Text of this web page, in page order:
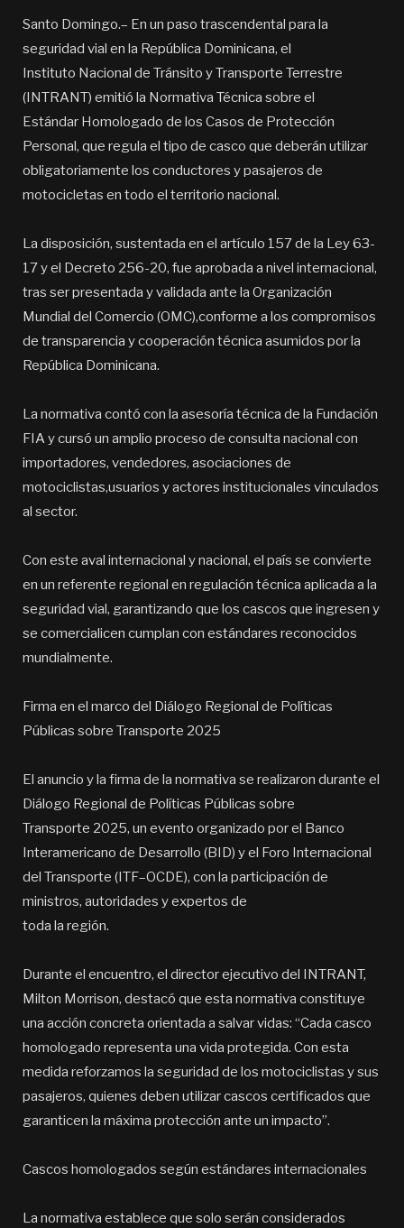
Santo Domingo.– En un paso trascendental para la
seguridad vial en la República Dominicana, el
Instituto Nacional de Tránsito y Transporte Terrestre
(INTRANT) emitió la Normativa Técnica sobre el
Estándar Homologado de los Casos de Protección
Personal, que regula el tipo de casco que deberán utilizar
obligatoriamente los conductores y pasajeros de
motocicletas en todo el territorio nacional.
La disposición, sustentada en el artículo 157 de la Ley 63-
17 y el Decreto 256-20, fue aprobada a nivel internacional,
tras ser presentada y validada ante la Organización
Mundial del Comercio (OMC),conforme a los compromisos
de transparencia y cooperación técnica asumidos por la
República Dominicana.
La normativa contó con la asesoría técnica de la Fundación
FIA y cursó un amplio proceso de consulta nacional con
importadores, vendedores, asociaciones de
motociclistas,usuarios y actores institucionales vinculados
al sector.
Con este aval internacional y nacional, el país se convierte
en un referente regional en regulación técnica aplicada a la
seguridad vial, garantizando que los cascos que ingresen y
se comercialicen cumplan con estándares reconocidos
mundialmente.
Firma en el marco del Diálogo Regional de Políticas
Públicas sobre Transporte 2025
El anuncio y la firma de la normativa se realizaron durante el
Diálogo Regional de Políticas Públicas sobre
Transporte 2025, un evento organizado por el Banco
Interamericano de Desarrollo (BID) y el Foro Internacional
del Transporte (ITF–OCDE), con la participación de
ministros, autoridades y expertos de
toda la región.
Durante el encuentro, el director ejecutivo del INTRANT,
Milton Morrison, destacó que esta normativa constituye
una acción concreta orientada a salvar vidas: “Cada casco
homologado representa una vida protegida. Con esta
medida reforzamos la seguridad de los motociclistas y sus
pasajeros, quienes deben utilizar cascos certificados que
garanticen la máxima protección ante un impacto”.
Cascos homologados según estándares internacionales
La normativa establece que solo serán considerados